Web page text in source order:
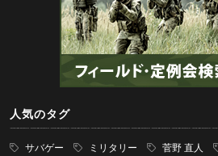
人気のタグ
サバゲー ミリタリー 菅野 直人